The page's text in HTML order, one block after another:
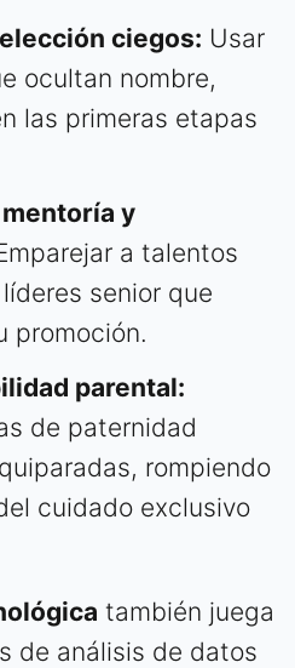
ciegos: Usar
ocultan nombre,
las primeras etapas
y
a talentos
senior que
promoción.
parental:
de paternidad
rompiendo
cuidado exclusivo
también juega
de análisis de datos